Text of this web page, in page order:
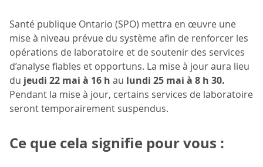
Santé publique Ontario (SPO) mettra en œuvre une
mise à niveau prévue du système afin de renforcer les
opérations de laboratoire et de soutenir des services
d’analyse fiables et opportuns. La mise à jour aura lieu
du jeudi 22 mai à 16 h au lundi 25 mai à 8 h 30.
Pendant la mise à jour, certains services de laboratoire
seront temporairement suspendus.
Ce que cela signifie pour vous :